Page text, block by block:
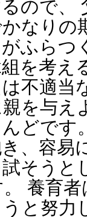
ので、
なりの
ふらつ
を考え
不適当
を与え
どです
、容易
そうと
養育
と努力